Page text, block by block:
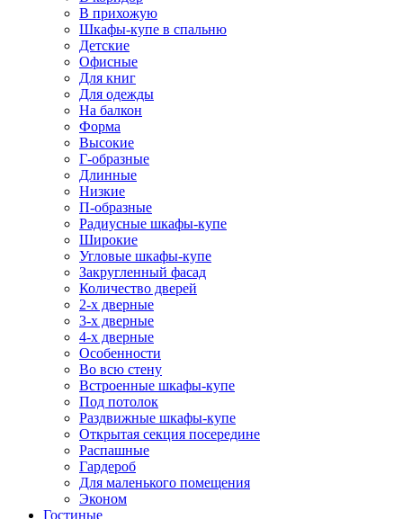
В прихожую
Шкафы-купе в спальню
Детские
Офисные
Для книг
Для одежды
На балкон
Форма
Высокие
Г-образные
Длинные
Низкие
П-образные
Радиусные шкафы-купе
Широкие
Угловые шкафы-купе
Закругленный фасад
Количество дверей
2-х дверные
3-х дверные
4-х дверные
Особенности
Во всю стену
Встроенные шкафы-купе
Под потолок
Раздвижные шкафы-купе
Открытая секция посередине
Распашные
Гардероб
Для маленького помещения
Эконом
Гостиные